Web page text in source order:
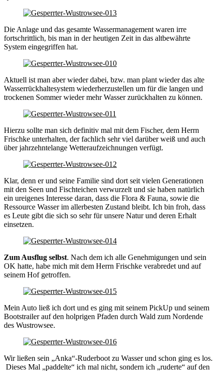
Die Anlage und das gesamte Wassermanagement waren irre
fortschrittlich, bis man in der heutigen Zeit in das altbewährte
System eingegriffen hat.
Aktuell ist man aber wieder dabei, bzw. man plant wieder das alte
Wasserrückhaltesystem wiederherzustellen um für die langen und
trockenen Sommer wieder mehr Wasser zurückhalten zu können.
Hierzu sollte man sich definitiv mal mit dem Fischer, dem Herrn
Frischke unterhalten, der fachlich sehr viel darüber weiß und auch
über jahrzehntelange Wetteraufzeichnungen verfügt.
Klar, denn er und seine Familie sind dort seit vielen Generationen
mit den Seen und Fischteichen verwurzelt und sie haben natürlich
ein ureigenes Interesse daran, dass die Flora & Fauna, sowie die
Ressource Wasser im allerbesten Zustand bleibt. Ich bin froh, dass
es Leute gibt die sich so sehr für unsere Natur und deren Erhalt
einsetzen.
Zum Ausflug selbst. Nach dem ich alle Genehmigungen und sein
OK hatte, habe mich mit dem Herrn Frischke verabredet und auf
seinem Hof getroffen.
Mein Auto ließ ich dort und es ging mit seinem PickUp und seinem
Bootstrailer auf den holprigen Pfaden durch Wald zum Nordende
des Wustrowsee.
Wir ließen sein „Anka“-Ruderboot zu Wasser und schon ging es los.
Dieses Mal „paddelte“ ich mal nicht, sondern ich „ruderte“ auf den